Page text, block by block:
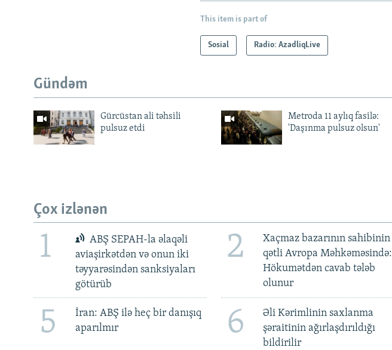
This item is part of
Sosial Radio: AzadliqLive
Gündəm
Gürcüstan ali təhsili
pulsuz etdi
Metroda 11 aylıq fasilə:
'Daşınma pulsuz olsun'
Çox izlənən
1
ABŞ SEPAH-la əlaqəli
aviaşirkətdən və onun iki
təyyarəsindən sanksiyaları
götürüb
2
Xaçmaz bazarının sahibinin
qətli Avropa Məhkəməsində:
Hökumətdən cavab tələb
olunur
5
İran: ABŞ ilə heç bir danışıq
aparılmır
6
Əli Kərimlinin saxlanma
şəraitinin ağırlaşdırıldığı
bildirilir